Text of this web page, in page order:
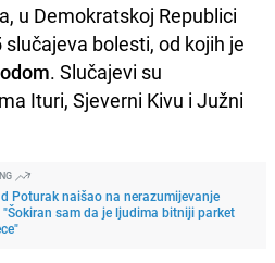
u Demokratskoj Republici
bolesti, od kojih je
. Slučajevi su
Ituri, Sjeverni Kivu i Južni
Poturak naišao na nerazumijevanje
sam da je ljudima bitniji parket